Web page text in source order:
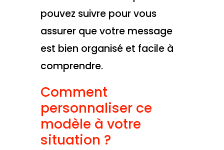
pouvez suivre pour vous
assurer que votre message
est bien organisé et facile à
comprendre.
Comment
personnaliser ce
modèle à votre
situation ?